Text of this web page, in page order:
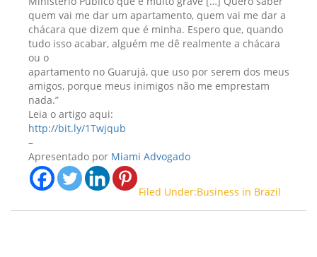
quem vai me dar um apartamento, quem vai me dar a
chácara que dizem que é minha. Espero que, quando
tudo isso acabar, alguém me dê realmente a chácara
ou o
apartamento no Guarujá, que uso por serem dos meus
amigos, porque meus inimigos não me emprestam
nada.”
Leia o artigo aqui:
http://bit.ly/1Twjqub
–
Apresentado por Miami Advogado
Filed Under:Business in Brazil